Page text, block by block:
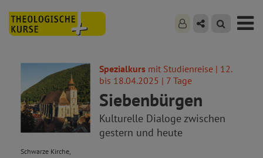
Schwarze Kirche,
Spezialkurs mit Studienreise | 12.
bis 18.04.2025 | 7 Tage
Siebenbürgen
Kulturelle Dialoge zwischen
gestern und heute